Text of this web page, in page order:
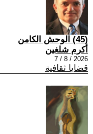
(45) الوحش الكامن
أكرم شلغين
2026 / 8 / 7
قضايا ثقافية